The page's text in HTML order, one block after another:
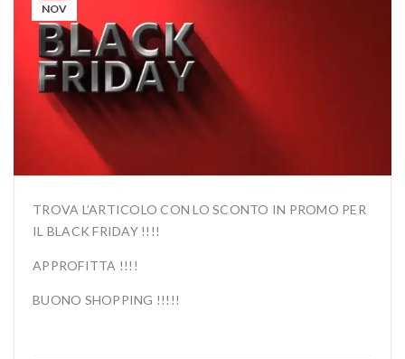
NOV
TROVA L’ARTICOLO CON LO SCONTO IN PROMO PER
IL BLACK FRIDAY !!!!
APPROFITTA !!!!
BUONO SHOPPING !!!!!